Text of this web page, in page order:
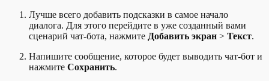
Лучше всего добавить подсказки в самое начало
диалога. Для этого перейдите в уже созданный вами
сценарий чат-бота, нажмите Добавить экран > Текст.
Напишите сообщение, которое будет выводить чат-бот и
нажмите Сохранить.